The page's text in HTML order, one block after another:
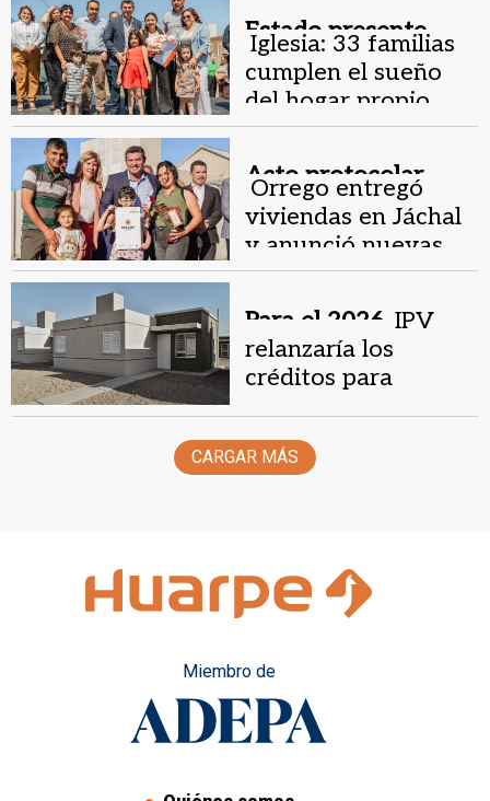
Estado presente.
Iglesia: 33 familias
cumplen el sueño
del hogar propio
Acto protocolar.
Orrego entregó
viviendas en Jáchal
y anunció nuevas
obras viales
Para el 2026. IPV
relanzaría los
créditos para
serían los requisitos
y cambios clave
CARGAR MÁS
Miembro de